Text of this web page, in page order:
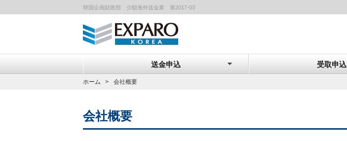
韓国企画財政部 少額海外送金業 第2017-03
送金申込 受取申込
ホーム 会社概要
会社概要